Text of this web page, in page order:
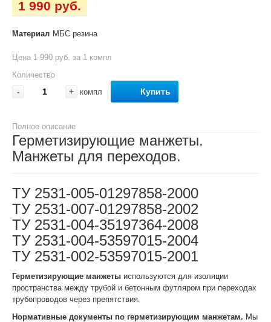
1 990 руб.
Материал МБС резина
Цена 1 990 руб. за 1 компл
Количество
- + компл Купить
Полное описание
Герметизирующие манжеты.
Манжеты для переходов.
ТУ 2531-005-01297858-2000
ТУ 2531-007-01297858-2002
ТУ 2531-004-35197364-2008
ТУ 2531-004-53597015-2004
ТУ 2531-002-53597015-2001
Герметизирующие манжеты используются для изоляции
пространства между трубой и бетонным футляром при переходах
трубопроводов через препятствия.
Нормативные документы по герметизирующим манжетам. Мы